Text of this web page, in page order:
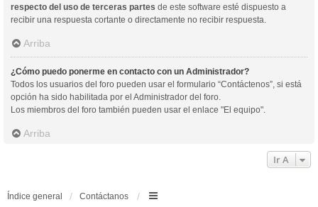
respecto del uso de terceras partes de este software esté dispuesto a
recibir una respuesta cortante o directamente no recibir respuesta.
Arriba
¿Cómo puedo ponerme en contacto con un Administrador?
Todos los usuarios del foro pueden usar el formulario “Contáctenos”, si está
opción ha sido habilitada por el Administrador del foro.
Los miembros del foro también pueden usar el enlace "El equipo".
Arriba
Ir A
Índice general Contáctanos